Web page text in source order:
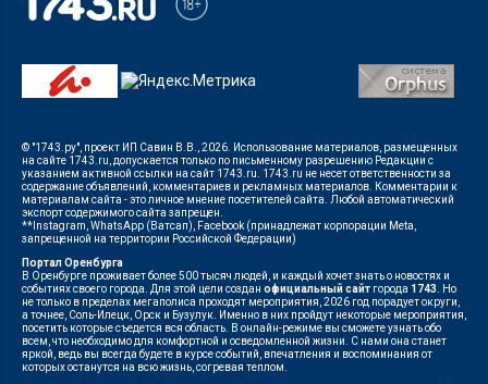
© "1743.ру", проект ИП Савин В.В., 2026. Использование материалов, размещенных
на сайте 1743.ru, допускается только по письменному разрешению Редакции с
указанием активной ссылки на сайт 1743.ru. 1743.ru не несет ответственности за
содержание объявлений, комментариев и рекламных материалов. Комментарии к
материалам сайта - это личное мнение посетителей сайта. Любой автоматический
экспорт содержимого сайта запрещен.
**Instagram, WhatsApp (Ватсап), Facebook (принадлежат корпорации Meta,
запрещенной на территории Российской Федерации)
Портал Оренбурга
В Оренбурге проживает более 500 тысяч людей, и каждый хочет знать о новостях и
событиях своего города. Для этой цели создан официальный сайт города 1743 . Но
не только в пределах мегаполиса проходят мероприятия, 2026 год порадует округи,
а точнее, Соль-Илецк, Орск и Бузулук. Именно в них пройдут некоторые мероприятия,
посетить которые съедется вся область. В онлайн-режиме вы сможете узнать обо
всем, что необходимо для комфортной и осведомленной жизни. С нами она станет
яркой, ведь вы всегда будете в курсе событий, впечатления и воспоминания от
которых останутся на всю жизнь, согревая теплом.